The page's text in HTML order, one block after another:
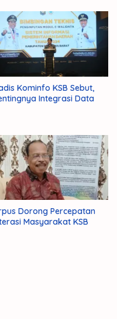
Kominfo KSB Sebut,
Integrasi Data
Dorong Percepatan
Masyarakat KSB